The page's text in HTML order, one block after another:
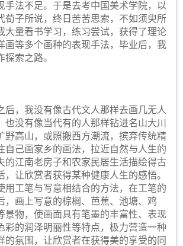
手法不足。于是去考中国美术学院，以
荀子所说，终日苦苦思索，不如须臾所
大量看书学习，练习尝试，获得了理论
画等多个画种的表现手法，毕业后，我
索之路。
后，我没有像古代文人那样去画几无人
也没有像当代有的人那样钻进名山大川
野高山，或照搬西方潮流，摈弃传统精
自己画家乡的画法，拉近自然与人生的
的江南老房子和农家民居生活描绘得古
，让欣赏者获得某种健康人生的感悟。
用工笔与写意相结合的方法，在工笔的
，画上写意的棕榈、芭蕉、池塘、鸡
景物，使画面具有笔墨的丰富性、表现
彩的润泽明丽性等特点，极力营造一种
的氛围，让欣赏者在获得美的享受的同